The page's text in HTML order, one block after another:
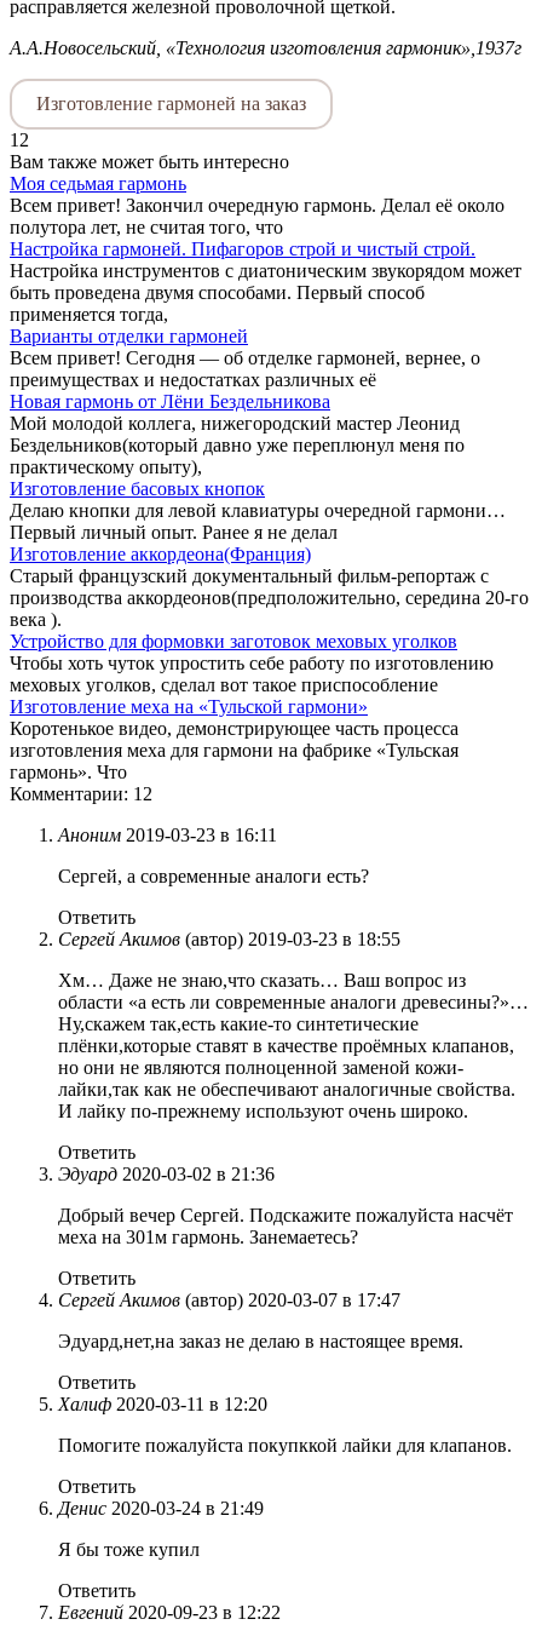
расправляется железной проволочной щеткой.
А.А.Новосельский, «Технология изготовления гармоник»,1937г
Изготовление гармоней на заказ
12
Вам также может быть интересно
Моя седьмая гармонь
Всем привет! Закончил очередную гармонь. Делал её около
полутора лет, не считая того, что
Настройка гармоней. Пифагоров строй и чистый строй.
Настройка инструментов с диатоническим звукорядом может
быть проведена двумя способами. Первый способ
применяется тогда,
Варианты отделки гармоней
Всем привет! Сегодня — об отделке гармоней, вернее, о
преимуществах и недостатках различных её
Новая гармонь от Лёни Бездельникова
Мой молодой коллега, нижегородский мастер Леонид
Бездельников(который давно уже переплюнул меня по
практическому опыту),
Изготовление басовых кнопок
Делаю кнопки для левой клавиатуры очередной гармони…
Первый личный опыт. Ранее я не делал
Изготовление аккордеона(Франция)
Старый французский документальный фильм-репортаж с
производства аккордеонов(предположительно, середина 20-го
века ).
Устройство для формовки заготовок меховых уголков
Чтобы хоть чуток упростить себе работу по изготовлению
меховых уголков, сделал вот такое приспособление
Изготовление меха на «Тульской гармони»
Коротенькое видео, демонстрирующее часть процесса
изготовления меха для гармони на фабрике «Тульская
гармонь». Что
Комментарии: 12
Аноним 2019-03-23 в 16:11
Сергей, а современные аналоги есть?
Ответить
Сергей Акимов (автор) 2019-03-23 в 18:55
Хм… Даже не знаю,что сказать… Ваш вопрос из
области «а есть ли современные аналоги древесины?»…
Ну,скажем так,есть какие-то синтетические
плёнки,которые ставят в качестве проёмных клапанов,
но они не являются полноценной заменой кожи-
лайки,так как не обеспечивают аналогичные свойства.
И лайку по-прежнему используют очень широко.
Ответить
Эдуард 2020-03-02 в 21:36
Добрый вечер Сергей. Подскажите пожалуйста насчёт
меха на 301м гармонь. Занемаетесь?
Ответить
Сергей Акимов (автор) 2020-03-07 в 17:47
Эдуард,нет,на заказ не делаю в настоящее время.
Ответить
Халиф 2020-03-11 в 12:20
Помогите пожалуйста покупккой лайки для клапанов.
Ответить
Денис 2020-03-24 в 21:49
Я бы тоже купил
Ответить
Евгений 2020-09-23 в 12:22